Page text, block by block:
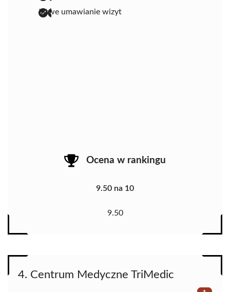
łatwe umawianie wizyt
Ocena w rankingu
9.50 na 10
9.50
4. Centrum Medyczne TriMedic